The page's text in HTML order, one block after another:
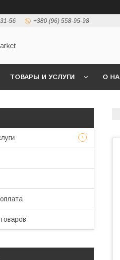
56 +380 (96) 558-95-98
ТОВАРЫ И УСЛУГИ О